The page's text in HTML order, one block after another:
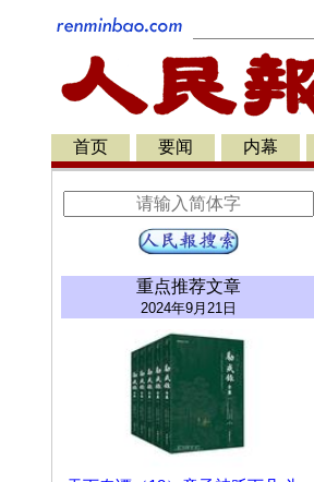
首页 要闻 内幕
重点推荐文章
2024年9月21日